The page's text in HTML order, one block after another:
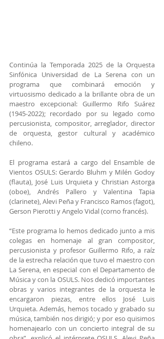
Continúa la Temporada 2025 de la Orquesta
Sinfónica Universidad de La Serena con un
programa que combinará emoción y
virtuosismo dedicado a la brillante obra de un
maestro excepcional: Guillermo Rifo Suárez
(1945-2022); recordado por su legado como
percusionista, compositor, arreglador, director
de orquesta, gestor cultural y académico
chileno.
El programa estará a cargo del Ensamble de
Vientos OSULS: Gerardo Bluhm y Milén Godoy
(flauta), José Luis Urquieta y Christian Astorga
(oboe), Andrés Pallero y Valentina Tapia
(clarinete), Alevi Peña y Francisco Ramos (fagot),
Gerson Pierotti y Angelo Vidal (corno francés).
“Este programa lo hemos dedicado junto a mis
colegas en homenaje al gran compositor,
percusionista y profesor Guillermo Rifo, a raíz
de la estrecha relación que tuvo el maestro con
La Serena, en especial con el Departamento de
Música y con la OSULS. Nos dedicó importantes
obras y varios integrantes de la orquesta le
encargaron piezas, entre ellos José Luis
Urquieta. Además, hemos tocado y grabado su
música, también nos dirigió; y por eso quisimos
homenajearlo con un concierto integral de su